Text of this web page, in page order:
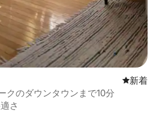
新しい宿
新着
クのダウンタウンまで10分
さ